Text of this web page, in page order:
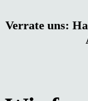
Verrate uns: